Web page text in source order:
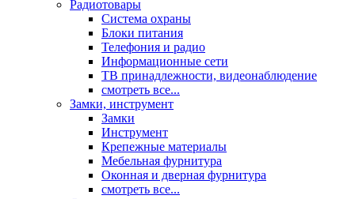
Радиотовары
Система охраны
Блоки питания
Телефония и радио
Информационные сети
ТВ принадлежности, видеонаблюдение
смотреть все...
Замки, инструмент
Замки
Инструмент
Крепежные материалы
Мебельная фурнитура
Оконная и дверная фурнитура
смотреть все...